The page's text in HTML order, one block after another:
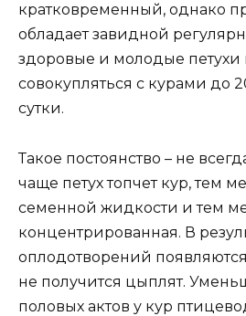
кратковременный, однако
обладает завидной
здоровые и молодые петухи
совокупляться с курами до
сутки.
Такое постоянство – не
чаще петух топчет кур, тем
семенной жидкости и тем
концентрированная. В
оплодотворений
не получится цыплят.
половых актов у кур